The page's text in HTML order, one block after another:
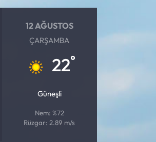
12 AĞUSTOS
ÇARŞAMBA
22°
Güneşli
Nem: %72
Rüzgar: 2.89 m/s